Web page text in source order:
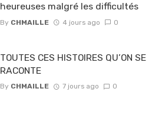
heureuses malgré les difficultés
By CHMAILLE 4 jours ago 0
TOUTES CES HISTOIRES QU’ON SE
RACONTE
By CHMAILLE 7 jours ago 0